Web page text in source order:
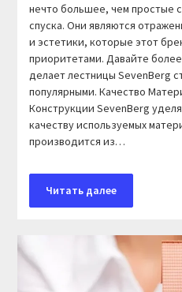
нечто большее, чем простые
спуска. Они являются
и эстетики, которые этот
приоритетами. Давайте
делает лестницы SevenBerg
популярными. Качество
Конструкции SevenBerg
качеству используемых
производится из…
Читать далее